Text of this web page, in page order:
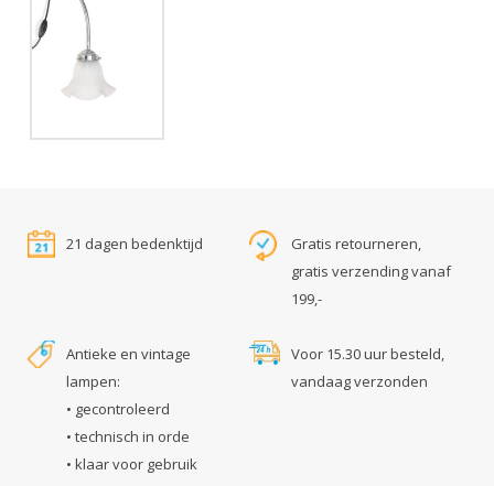
21 dagen bedenktijd
Gratis retourneren,
gratis verzending vanaf
199,-
Antieke en vintage
lampen:
• gecontroleerd
• technisch in orde
• klaar voor gebruik
Voor 15.30 uur besteld,
vandaag verzonden